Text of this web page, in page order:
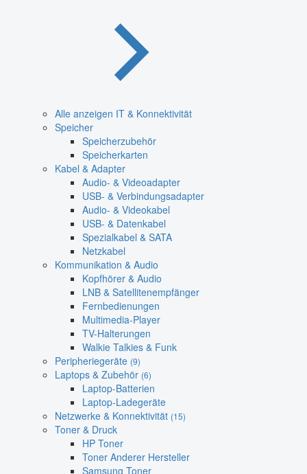
Alle anzeigen IT & Konnektivität
Speicher
Speicherzubehör
Speicherkarten
Kabel & Adapter
Audio- & Videoadapter
USB- & Verbindungsadapter
Audio- & Videokabel
USB- & Datenkabel
Spezialkabel & SATA
Netzkabel
Kommunikation & Audio
Kopfhörer & Audio
LNB & Satellitenempfänger
Fernbedienungen
Multimedia-Player
TV-Halterungen
Walkie Talkies & Funk
Peripheriegeräte (9)
Laptops & Zubehör (6)
Laptop-Batterien
Laptop-Ladegeräte
Netzwerke & Konnektivität (15)
Toner & Druck
HP Toner
Toner Anderer Hersteller
Samsung Toner